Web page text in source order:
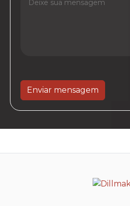
Enviar mensagem